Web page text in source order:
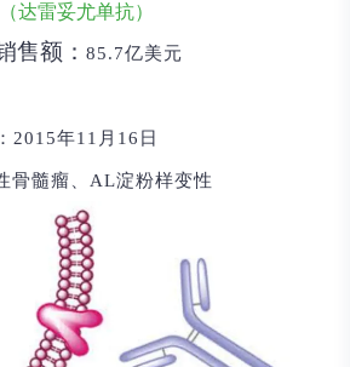
达雷妥尤单抗）
售额：85.7亿美元
2015年11月16日
骨髓瘤、AL淀粉样变性